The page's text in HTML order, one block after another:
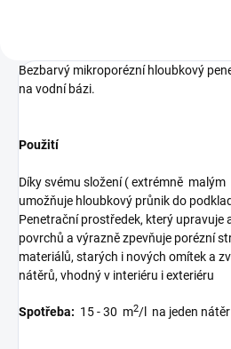
Bezbarvý mikroporézní hloubkový
na vodní bázi.
Použití
Díky svému složení ( extrémně
umožňuje hloubkový průnik do
Penetrační prostředek, který upravuje
povrchů a výrazně zpevňuje porézní
materiálů, starých i nových omítek a
nátěrů, vhodný v interiéru i exteriéru
Spotřeba: 15 - 30 m2/l na jeden nátěr